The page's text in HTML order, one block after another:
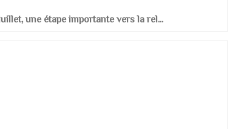
une étape importante vers la rel...